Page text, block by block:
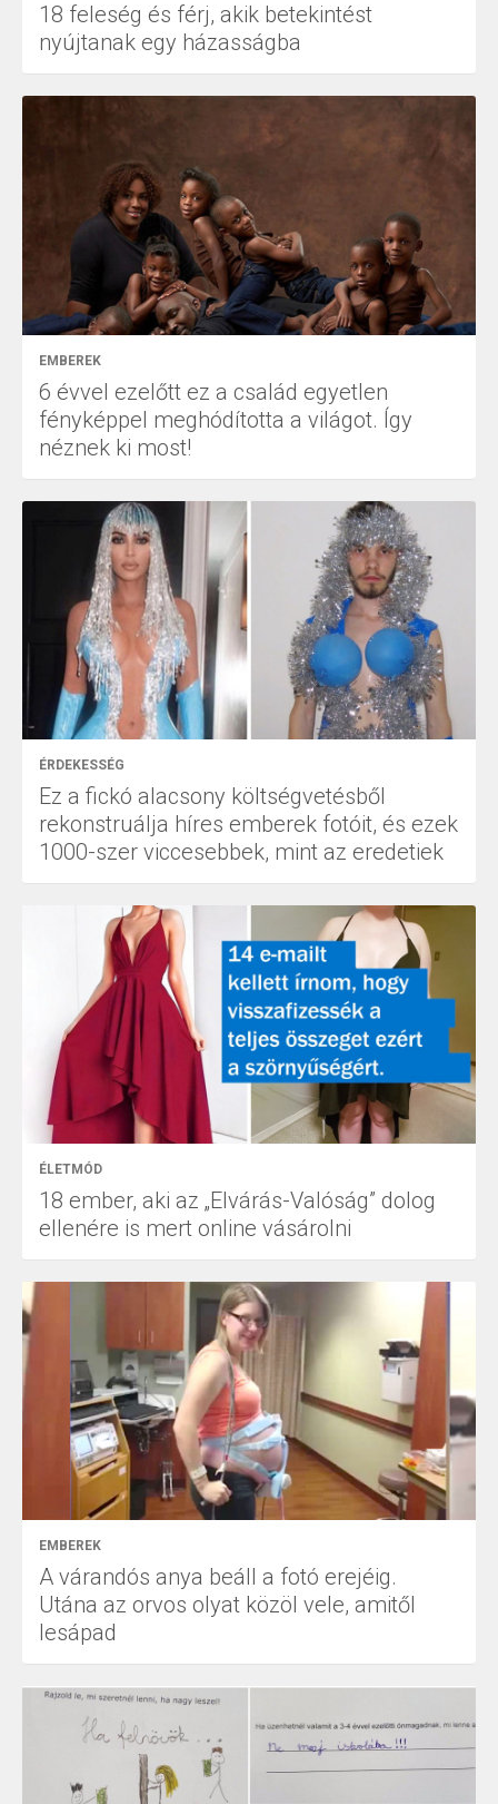
18 feleség és férj, akik betekintést
nyújtanak egy házasságba
EMBEREK
6 évvel ezelőtt ez a család egyetlen
fényképpel meghódította a világot. Így
néznek ki most!
ÉRDEKESSÉG
Ez a fickó alacsony költségvetésből
rekonstruálja híres emberek fotóit, és ezek
1000-szer viccesebbek, mint az eredetiek
ÉLETMÓD
18 ember, aki az „Elvárás-Valóság” dolog
ellenére is mert online vásárolni
EMBEREK
A várandós anya beáll a fotó erejéig.
Utána az orvos olyat közöl vele, amitől
lesápad